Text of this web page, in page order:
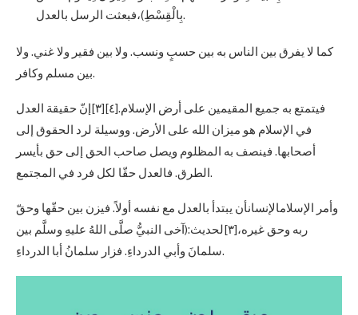
بِالْقِسْطِ)،فبعثت الرسل بالعدل.
كما لا يفرق بين الناس به بين حسبٍ ونسب. ولا بين فقير ولا غني. ولا
بين مسلم وكافر.
فيتمتع به جميع المقيمين على أرض الإسلام.[٤][٣]إنّ حقيقة العدل
في الإسلام هو ميزان الله على الأرض. ووسيلة لرد الحقوق إلى
أصحابها. فينصف به المظلوم ويصل صاحب الحق إلى حق بأيسر
الطرق. فالعدل حقّا لكل فرد في المجتمع.
وأمر الإسلامالإنسانأن يبتدأ بالعدل مع نفسه أولاً. فيزن بين حقّها وحقّ
ربه وحق غيره،[٣]لحديث:(آخى النبيُّ صلَّى اللهُ عليهِ وسلَّم بين
سلمانَ وأبي الدرداءِ. فزار سلمانُ أبا الدرداءِ.